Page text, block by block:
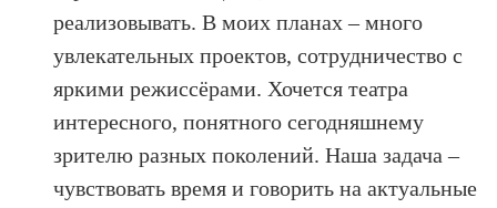
реализовывать. В моих планах – много
увлекательных проектов, сотрудничество с
яркими режиссёрами. Хочется театра
интересного, понятного сегодняшнему
зрителю разных поколений. Наша задача –
чувствовать время и говорить на актуальные